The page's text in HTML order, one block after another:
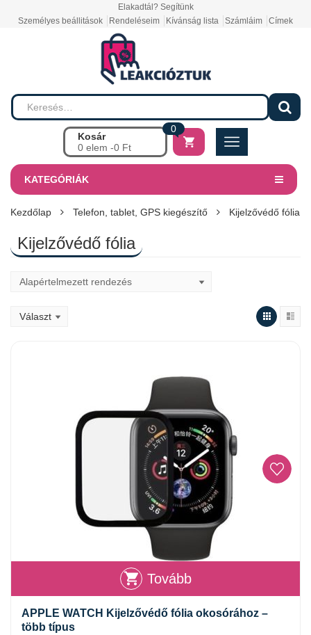
Elakadtál? Segítünk
Személyes beállitások
Rendeléseim Kívánság lista Számláim Címek
Kosár
0 elem -0 Ft
0
KATEGÓRIÁK
Kezdőlap Telefon, tablet, GPS kiegészítő Kijelzővédő fólia
Kijelzővédő fólia
Tovább
APPLE WATCH Kijelzővédő fólia okosórához –
több típus